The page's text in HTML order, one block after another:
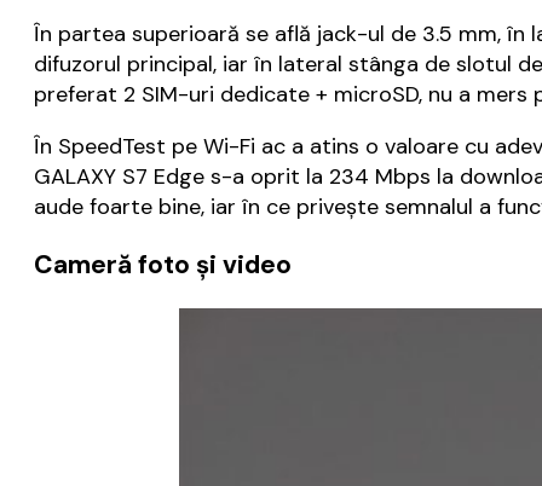
În partea superioară se află jack-ul de 3.5 mm,
difuzorul principal, iar în lateral stânga de slotul
preferat 2 SIM-uri dedicate + microSD, nu a
În SpeedTest pe Wi-Fi ac a atins o valoare cu
GALAXY S7 Edge s-a oprit la 234 Mbps la
aude foarte bine, iar în ce privește semnalul a
Cameră foto și video